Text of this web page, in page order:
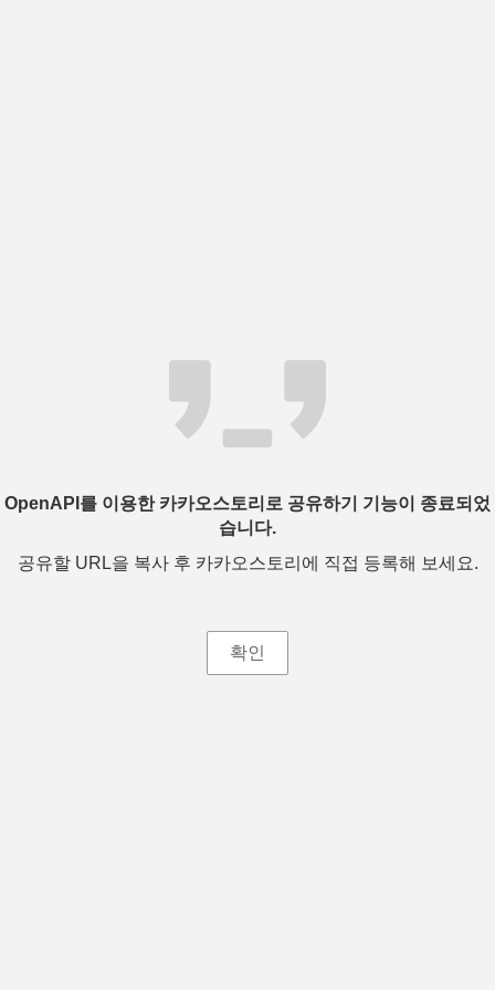
OpenAPI를 이용한 카카오스토리로 공유하기 기능이 종료되었
습니다.
공유할 URL을 복사 후 카카오스토리에 직접 등록해 보세요.
확인